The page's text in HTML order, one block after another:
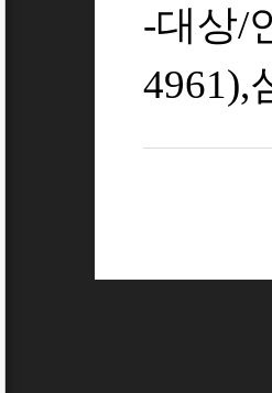
-대상/
4961),